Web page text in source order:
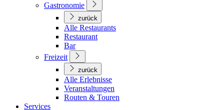
Gastronomie
zurück
Alle Restaurants
Restaurant
Bar
Freizeit
zurück
Alle Erlebnisse
Veranstaltungen
Routen & Touren
Services